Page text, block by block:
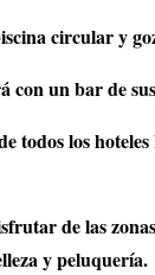
circular y
con un bar de
todos los
de las
y peluquería.